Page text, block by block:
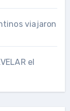
viajaron
el